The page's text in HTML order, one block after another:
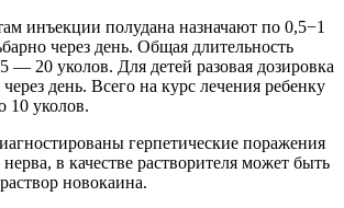
инъекции полудана назначают по 0,5−1
через день. Общая длительность
— 20 уколов. Для детей разовая дозировка
день. Всего на курс лечения ребенку
10 уколов.
герпетические поражения
нерва, в качестве растворителя может быть
новокаина.